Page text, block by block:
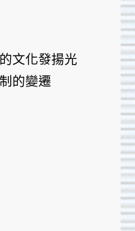
文化發揚光
的變遷